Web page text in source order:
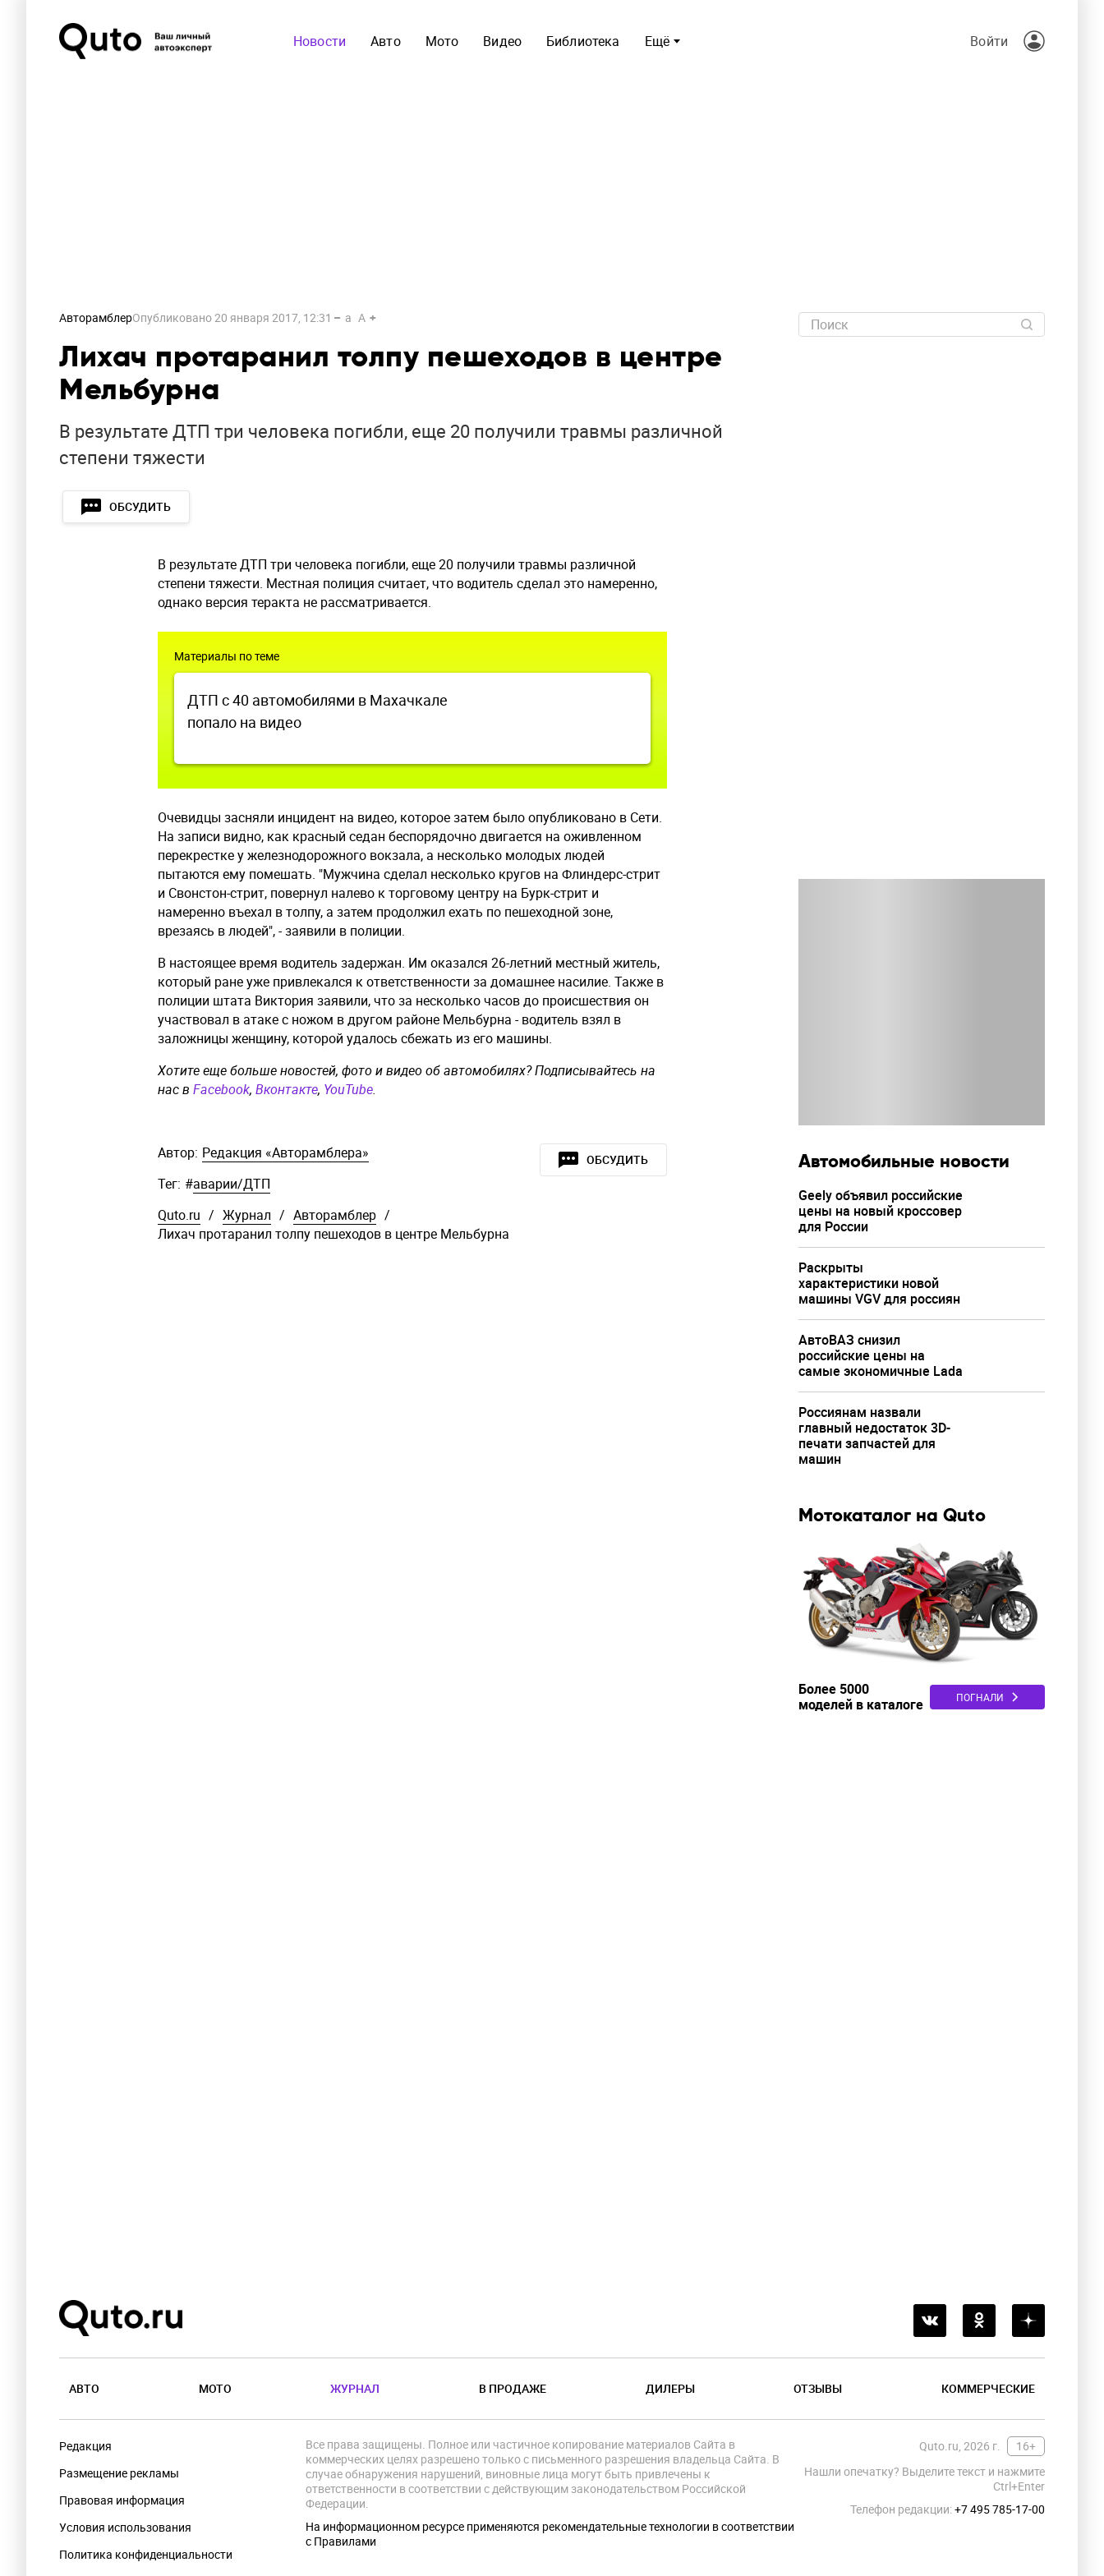
Ещё
Новости Авто Мото Видео Библиотека Войти
АвторамблерОпубликовано20 января 2017, 12:31 a A
Лихач протаранил толпу пешеходов в центре
Мельбурна
В результате ДТП три человека погибли, еще 20 получили травмы различной
степени тяжести
ОБСУДИТЬ
В результате ДТП три человека погибли, еще 20 получили травмы различной
степени тяжести. Местная полиция считает, что водитель сделал это намеренно,
однако версия теракта не рассматривается.
Материалы по теме
ДТП с 40 автомобилями в Махачкале
попало на видео
Очевидцы засняли инцидент на видео, которое затем было опубликовано в Сети.
На записи видно, как красный седан беспорядочно двигается на оживленном
перекрестке у железнодорожного вокзала, а несколько молодых людей
пытаются ему помешать. "Мужчина сделал несколько кругов на Флиндерс-стрит
и Свонстон-стрит, повернул налево к торговому центру на Бурк-стрит и
намеренно въехал в толпу, а затем продолжил ехать по пешеходной зоне,
врезаясь в людей", - заявили в полиции.
В настоящее время водитель задержан. Им оказался 26-летний местный житель,
который ране уже привлекался к ответственности за домашнее насилие. Также в
полиции штата Виктория заявили, что за несколько часов до происшествия он
участвовал в атаке с ножом в другом районе Мельбурна - водитель взял в
заложницы женщину, которой удалось сбежать из его машины.
Хотите еще больше новостей, фото и видео об автомобилях? Подписывайтесь на
нас в Facebook, Вконтакте, YouTube.
ОБСУДИТЬ
Автор: Редакция «Авторамблера»
Тег: #аварии/ДТП
Quto.ru / Журнал / Авторамблер /
Лихач протаранил толпу пешеходов в центре Мельбурна
Автомобильные новости
Geely объявил российские
цены на новый кроссовер
для России
Раскрыты
характеристики новой
машины VGV для россиян
АвтоВАЗ снизил
российские цены на
самые экономичные Lada
Россиянам назвали
главный недостаток 3D-
печати запчастей для
машин
Мотокаталог на Quto
Более 5000
моделей в каталоге
ПОГНАЛИ
АВТО МОТО ЖУРНАЛ В ПРОДАЖЕ ДИЛЕРЫ ОТЗЫВЫ КОММЕРЧЕСКИЕ
Редакция
Размещение рекламы
Правовая информация
Условия использования
Политика конфиденциальности
Quto.ru, 2026 г.
16+
Нашли опечатку? Выделите текст и нажмите
Ctrl+Enter
Телефон редакции:+7 495 785-17-00
Все права защищены. Полное или частичное копирование материалов Сайта в
коммерческих целях разрешено только с письменного разрешения владельца Сайта. В
случае обнаружения нарушений, виновные лица могут быть привлечены к
ответственности в соответствии с действующим законодательством Российской
Федерации.
На информационном ресурсе применяются рекомендательные технологии в соответствии
с Правилами